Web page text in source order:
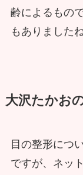
齢によるもの
もありましたね
大沢たかお
目の整形につ
ですが、ネッ